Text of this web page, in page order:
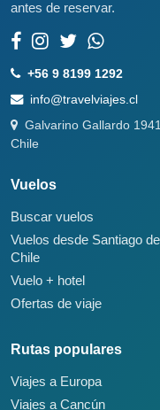
antes de reservar.
+56 9 8199 1292
info@travelviajes.cl
Galvarino Gallardo
Chile
Vuelos
Buscar vuelos
Vuelos desde Santiago de
Chile
Vuelo + hotel
Ofertas de viaje
Rutas populares
Viajes a Europa
Viajes a Cancún